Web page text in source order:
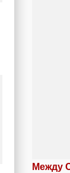
Между